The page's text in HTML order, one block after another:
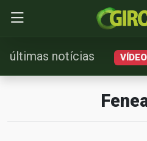
últimas notícias